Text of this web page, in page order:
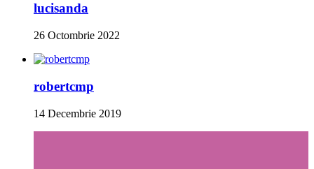
lucisanda
26 Octombrie 2022
robertcmp
14 Decembrie 2019